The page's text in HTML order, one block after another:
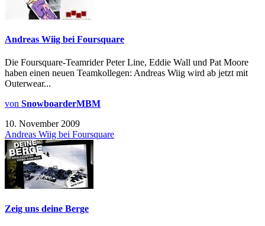
Andreas Wiig bei Foursquare
Die Foursquare-Teamrider Peter Line, Eddie Wall und Pat Moore
haben einen neuen Teamkollegen: Andreas Wiig wird ab jetzt mit
Outerwear...
von SnowboarderMBM
10. November 2009
Andreas Wiig bei Foursquare
Zeig uns deine Berge